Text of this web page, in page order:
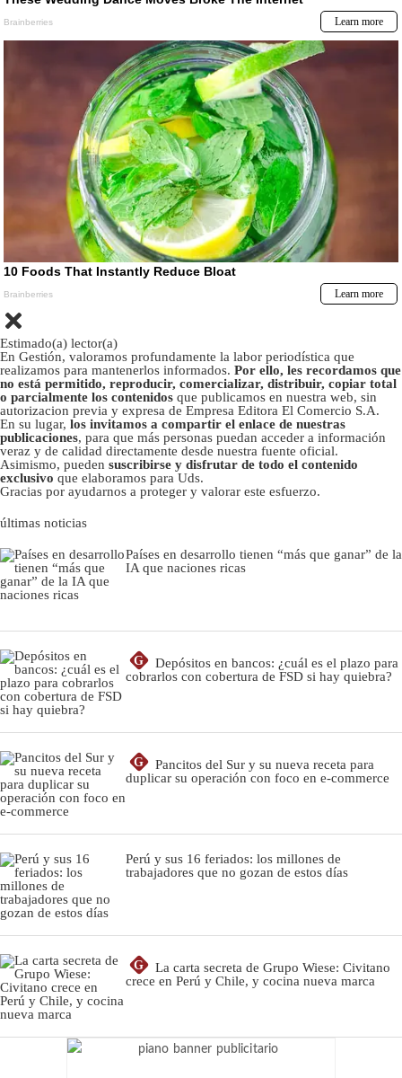
Estimado(a) lector(a)
En Gestión, valoramos profundamente la labor periodística que
realizamos para mantenerlos informados. Por ello, les recordamos que
no está permitido, reproducir, comercializar, distribuir, copiar total
o parcialmente los contenidos que publicamos en nuestra web, sin
autorizacion previa y expresa de Empresa Editora El Comercio S.A.
En su lugar, los invitamos a compartir el enlace de nuestras
publicaciones, para que más personas puedan acceder a información
veraz y de calidad directamente desde nuestra fuente oficial.
Asimismo, pueden suscribirse y disfrutar de todo el contenido
exclusivo que elaboramos para Uds.
Gracias por ayudarnos a proteger y valorar este esfuerzo.
últimas noticias
Países en desarrollo tienen “más que ganar” de la
IA que naciones ricas
G
Depósitos en bancos: ¿cuál es el plazo para
cobrarlos con cobertura de FSD si hay quiebra?
G
Pancitos del Sur y su nueva receta para
duplicar su operación con foco en e-commerce
Perú y sus 16 feriados: los millones de
trabajadores que no gozan de estos días
G
La carta secreta de Grupo Wiese: Civitano
crece en Perú y Chile, y cocina nueva marca